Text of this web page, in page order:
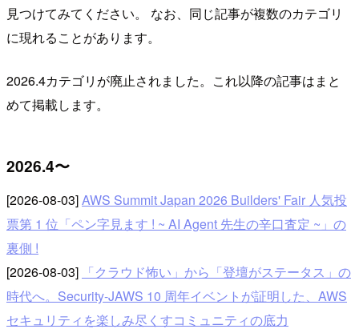
見つけてみてください。 なお、同じ記事が複数のカテゴリ
に現れることがあります。
2026.4カテゴリが廃止されました。これ以降の記事はまと
めて掲載します。
2026.4〜
[2026-08-03]AWS Summit Japan 2026 Builders' Fair 人気投
票第 1 位「ペン字見ます ! ~ AI Agent 先生の辛口査定 ~」の
裏側 !
[2026-08-03] 「クラウド怖い」から「登壇がステータス」の
時代へ。Security-JAWS 10 周年イベントが証明した、AWS
セキュリティを楽しみ尽くすコミュニティの底力